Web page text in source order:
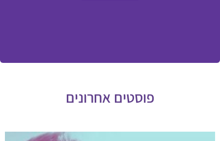
פוסטים אחרונים